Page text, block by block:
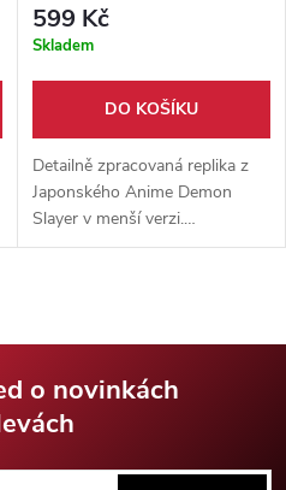
599 Kč
Skladem
DO KOŠÍKU
Detailně zpracovaná replika z
Japonského Anime Demon
Slayer v menší verzi.
Podobnost z originálem 1:1.
o novinkách